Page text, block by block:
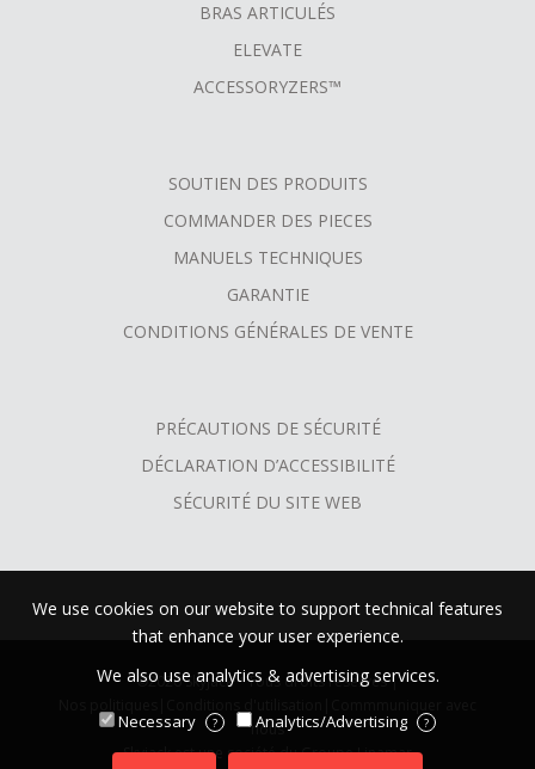
BRAS ARTICULÉS
ELEVATE
ACCESSORYZERS™
SOUTIEN DES PRODUITS
COMMANDER DES PIECES
MANUELS TECHNIQUES
GARANTIE
CONDITIONS GÉNÉRALES DE VENTE
PRÉCAUTIONS DE SÉCURITÉ
DÉCLARATION D’ACCESSIBILITÉ
SÉCURITÉ DU SITE WEB
©2026 Skyjack™ Tous droits réservés |
nous
Skyjack est une société du Groupe Linamar
We use cookies on our website to support technical features
that enhance your user experience.
We also use analytics & advertising services.
Necessary ? Analytics/Advertising ?